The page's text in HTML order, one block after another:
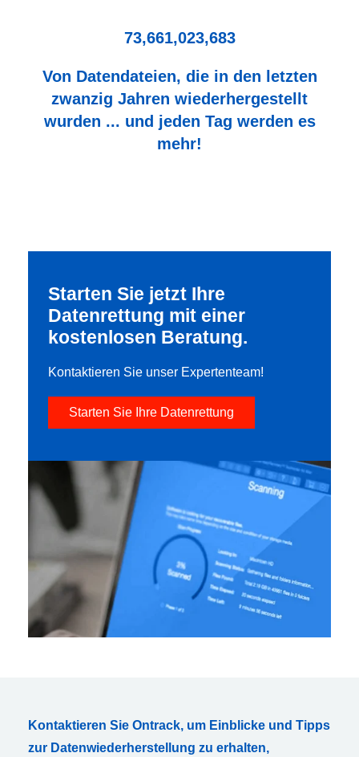
73,661,023,683
Von Datendateien, die in den letzten
zwanzig Jahren wiederhergestellt
wurden ... und jeden Tag werden es
mehr!
Starten Sie jetzt Ihre
Datenrettung mit einer
kostenlosen Beratung.
Kontaktieren Sie unser Expertenteam!
Starten Sie Ihre Datenrettung
Kontaktieren Sie Ontrack, um Einblicke und Tipps
zur Datenwiederherstellung zu erhalten,